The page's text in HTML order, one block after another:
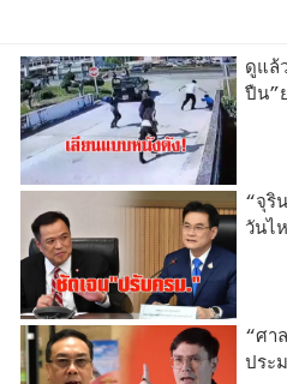
ดูแล้
ปืน”
“จุริ
วันไ
“ศา
ประ